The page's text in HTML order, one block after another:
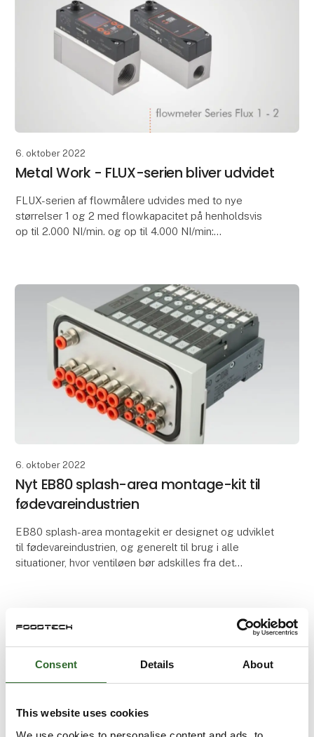
Consent Details About
This website uses cookies
6. oktober 2022
Metal Work - FLUX-serien bliver udvidet
FLUX-serien af flowmålere udvides med to nye
størrelser 1 og 2 med flowkapacitet på henholdsvis
op til 2.000 NI/min. og op til 4.000 NI/min:
6. oktober 2022
Nyt EB80 splash-area montage-kit til
fødevareindustrien
EB80 splash-area montagekit er designet og udviklet
til fødevareindustrien, og generelt til brug i alle
situationer, hvor ventiløen bør adskilles fra det